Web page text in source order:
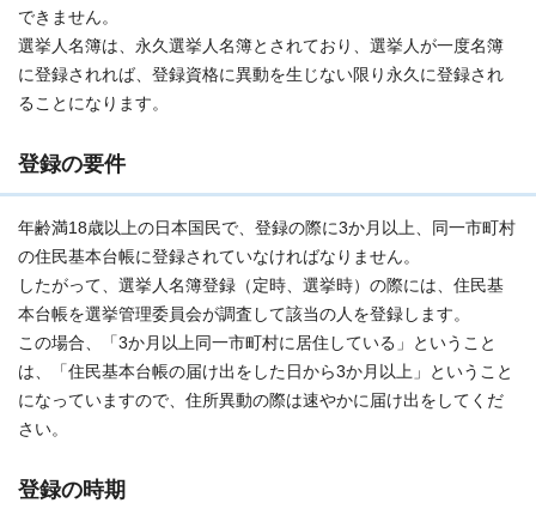
できません。
選挙人名簿は、永久選挙人名簿とされており、選挙人が一度名簿
に登録されれば、登録資格に異動を生じない限り永久に登録され
ることになります。
登録の要件
年齢満18歳以上の日本国民で、登録の際に3か月以上、同一市町村
の住民基本台帳に登録されていなければなりません。
したがって、選挙人名簿登録（定時、選挙時）の際には、住民基
本台帳を選挙管理委員会が調査して該当の人を登録します。
この場合、「3か月以上同一市町村に居住している」ということ
は、「住民基本台帳の届け出をした日から3か月以上」ということ
になっていますので、住所異動の際は速やかに届け出をしてくだ
さい。
登録の時期